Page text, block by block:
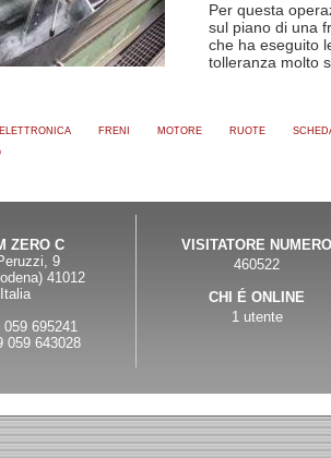
Per questa
sul piano di una
che ha eseguito
tolleranza molto
ELETTRONICA FRENI MOTORE RUOTE
VISITATORE NUMERO
460522
CHI É ONLINE
1 utente
ZERO C
9
41012
Italia
059 695241
059 643028